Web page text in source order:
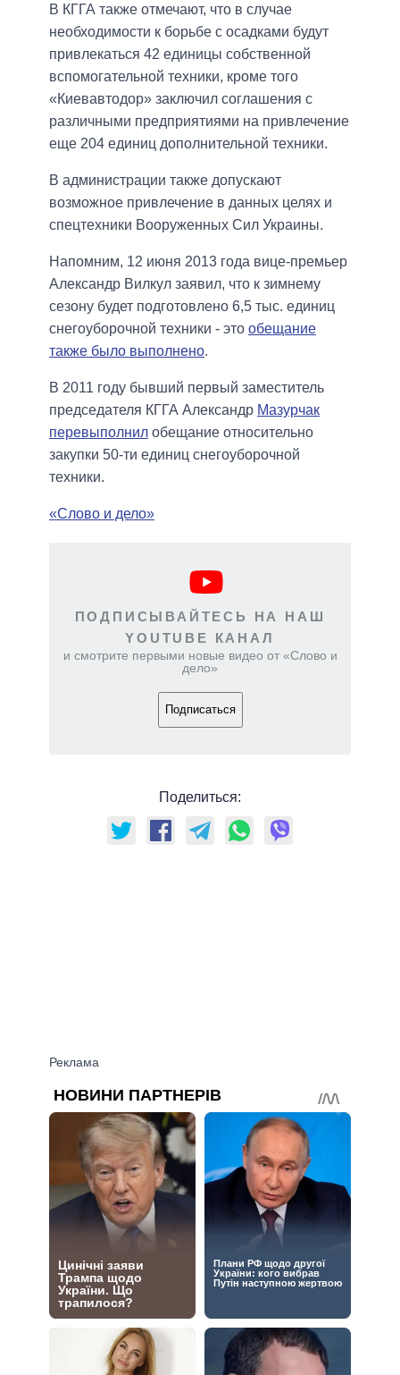
В КГГА также отмечают, что в случае
необходимости к борьбе с осадками будут
привлекаться 42 единицы собственной
вспомогательной техники, кроме того
«Киевавтодор» заключил соглашения с
различными предприятиями на привлечение
еще ​​204 единиц дополнительной техники.
В администрации также допускают
возможное привлечение в данных целях и
спецтехники Вооруженных Сил Украины.
Напомним, 12 июня 2013 года вице-премьер
Александр Вилкул заявил, что к зимнему
сезону будет подготовлено 6,5 тыс. единиц
снегоуборочной техники - это обещание
также было выполнено.
В 2011 году бывший первый заместитель
председателя КГГА Александр Мазурчак
перевыполнил обещание относительно
закупки 50-ти единиц снегоуборочной
техники.
«Слово и дело»
ПОДПИСЫВАЙТЕСЬ НА НАШ
YOUTUBE КАНАЛ
и смотрите первыми новые видео от «Слово и
дело»
Подписаться
Поделиться: